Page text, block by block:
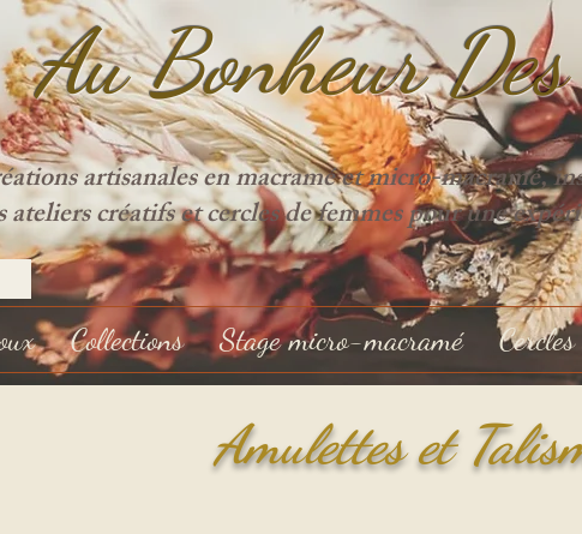
Au Bonheur
artisanales en macramé et micro-macramé,
ateliers créatifs et cercles de femmes pour une
Collections Stage micro-macramé
Amulettes et